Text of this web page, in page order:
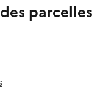
parcelles